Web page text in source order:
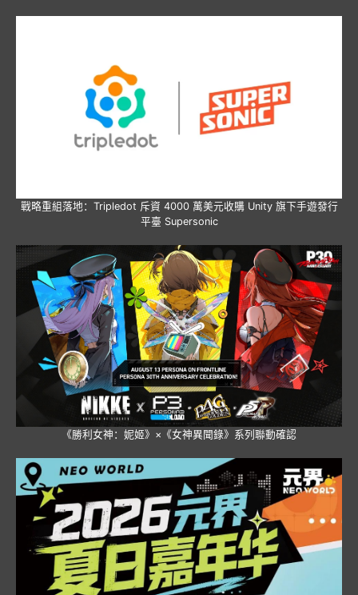
戰略重組落地：Tripledot 斥資 4000 萬美元收購 Unity 旗下手遊發行
平臺 Supersonic
《勝利女神：妮姬》×《女神異聞錄》系列聯動確認